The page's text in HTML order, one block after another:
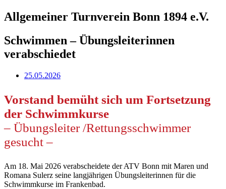
Allgemeiner Turnverein Bonn 1894 e.V.
Schwimmen – Übungsleiterinnen
verabschiedet
25.05.2026
Vorstand bemüht sich um Fortsetzung
der Schwimmkurse
– Übungsleiter /Rettungsschwimmer
gesucht –
Am 18. Mai 2026 verabscheidete der ATV Bonn mit Maren und
Romana Sulerz seine langjährigen Übungsleiterinnen für die
Schwimmkurse im Frankenbad.